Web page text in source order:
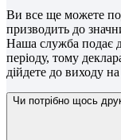
Ви все ще можете
призводить до
Наша служба подає
періоду, тому
дійдете до виходу
Чи потрібно щось